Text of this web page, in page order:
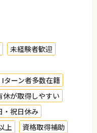
未経験者歓迎
Iターン者多数在籍
休が取得しやすい
・祝日休み
上
資格取得補助